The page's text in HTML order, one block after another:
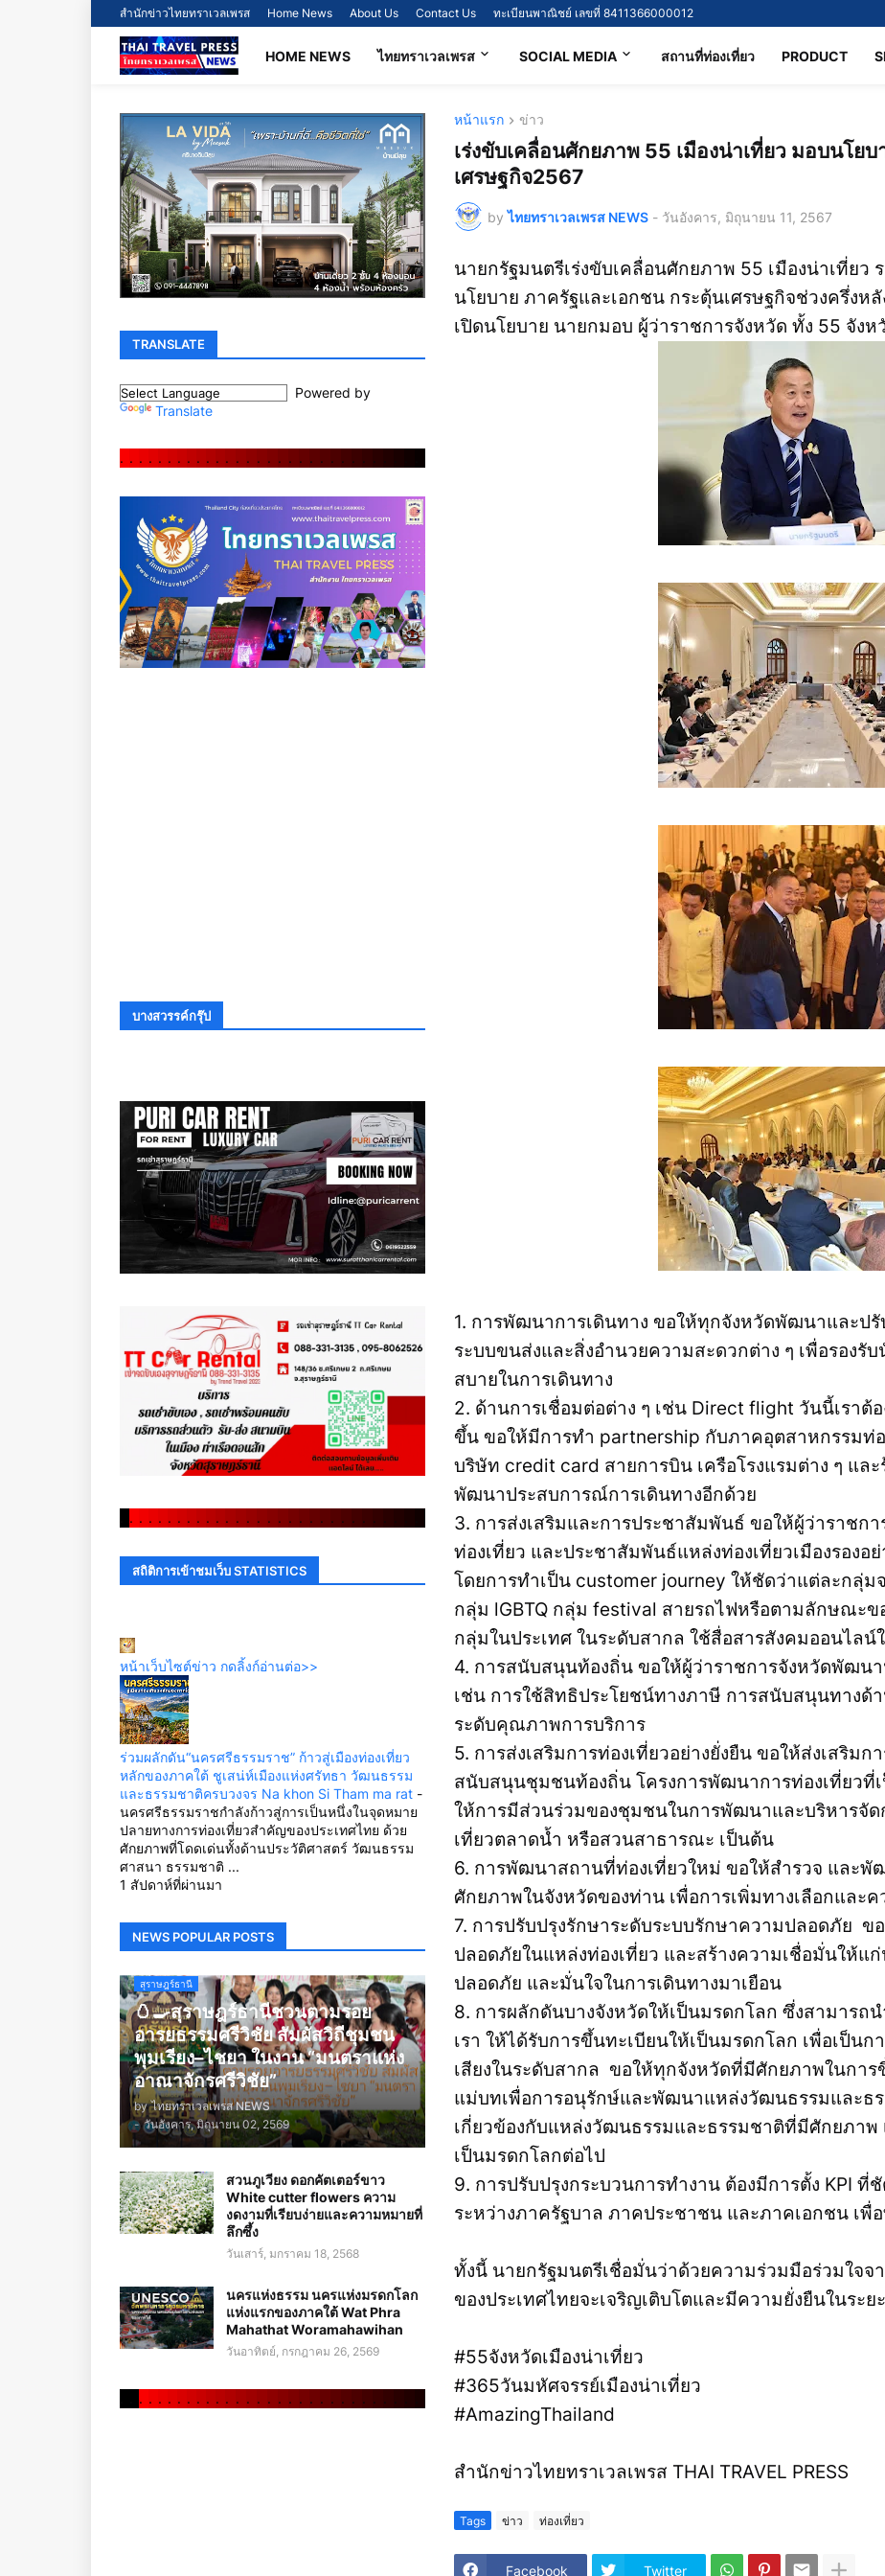
สำนักข่าวไทยทราเวลเพรส Home News About Us Contact Us ทะเบียนพาณิชย์ เลขที่ 8411366000012
HOME NEWS ไทยทราเวลเพรส SOCIAL MEDIA สถานที่ท่องเที่ยว PRODUCT
หน้าแรก ข่าว
เร่งขับเคลื่อนศักยภาพ 55 เมืองน่าเที่ยว มอบนโย
เศรษฐกิจ2567
by ไทยทราเวลเพรส NEWS - วันอังคาร, มิถุนายน 11, 2567
นายกรัฐมนตรีเร่งขับเคลื่อนศักยภาพ 55 เมืองน่าเที่ยว
นโยบาย ภาครัฐและเอกชน กระตุ้นเศรษฐกิจช่วงครึ่งห
เปิดนโยบาย นายกมอบ ผู้ว่าราชการจังหวัด ทั้ง 55 จังห
1. การพัฒนาการเดินทาง ขอให้ทุกจังหวัดพัฒนาและป
ระบบขนส่งและสิ่งอำนวยความสะดวกต่าง ๆ เพื่อรองรั
สบายในการเดินทาง
2. ด้านการเชื่อมต่อต่าง ๆ เช่น Direct flight วันนี้เราต้
ขึ้น ขอให้มีการทำ partnership กับภาคอุตสาหกรรมท่
บริษัท credit card สายการบิน เครือโรงแรมต่าง ๆ แล
พัฒนาประสบการณ์การเดินทางอีกด้วย
3. การส่งเสริมและการประชาสัมพันธ์ ขอให้ผู้ว่าราชก
ท่องเที่ยว และประชาสัมพันธ์แหล่งท่องเที่ยวเมืองรอง
โดยการทำเป็น customer journey ให้ชัดว่าแต่ละกลุ่ม
กลุ่ม lGBTQ กลุ่ม festival สายรถไฟหรือตามลักษณะข
กลุ่มในประเทศ ในระดับสากล ใช้สื่อสารสังคมออนไลน์
4. การสนับสนุนท้องถิ่น ขอให้ผู้ว่าราชการจังหวัดพัฒน
เช่น การใช้สิทธิประโยชน์ทางภาษี การสนับสนุนทางด้
ระดับคุณภาพการบริการ
5. การส่งเสริมการท่องเที่ยวอย่างยั่งยืน ขอให้ส่งเสริม
สนับสนุนชุมชนท้องถิ่น โครงการพัฒนาการท่องเที่ยวที่
ให้การมีส่วนร่วมของชุมชนในการพัฒนาและบริหารจัด
เที่ยวตลาดน้ำ หรือสวนสาธารณะ เป็นต้น
6. การพัฒนาสถานที่ท่องเที่ยวใหม่ ขอให้สำรวจ และพั
ศักยภาพในจังหวัดของท่าน เพื่อการเพิ่มทางเลือกและ
7. การปรับปรุงรักษาระดับระบบรักษาความปลอดภัย ข
ปลอดภัยในแหล่งท่องเที่ยว และสร้างความเชื่อมั่นให้แ
ปลอดภัย และมั่นใจในการเดินทางมาเยือน
8. การผลักดันบางจังหวัดให้เป็นมรดกโลก ซึ่งสามารถ
เรา ให้ได้รับการขึ้นทะเบียนให้เป็นมรดกโลก เพื่อเป็น
เสียงในระดับสากล ขอให้ทุกจังหวัดที่มีศักยภาพในกา
แม่บทเพื่อการอนุรักษ์และพัฒนาแหล่งวัฒนธรรมและธ
เกี่ยวข้องกับแหล่งวัฒนธรรมและธรรมชาติที่มีศักยภาพ
เป็นมรดกโลกต่อไป
9. การปรับปรุงกระบวนการทำงาน ต้องมีการตั้ง KPI
ระหว่างภาครัฐบาล ภาคประชาชน และภาคเอกชน เพื่
ทั้งนี้ นายกรัฐมนตรีเชื่อมั่นว่าด้วยความร่วมมือร่วมใจจ
ของประเทศไทยจะเจริญเติบโตและมีความยั่งยืนในระย
#55จังหวัดเมืองน่าเที่ยว
#365วันมหัศจรรย์เมืองน่าเที่ยว
#AmazingThailand
สำนักข่าวไทยทราเวลเพรส THAI TRAVEL PRESS
Tags ข่าว ท่องเที่ยว
Facebook Twitter
TRANSLATE
Powered by
Translate
. . . . . . . . . . . . . . . . . . . . . . . .
บางสวรรค์กรุ๊ป
. . . . . . . . . . . . . . . . . . . . . . . . . .
สถิติการเข้าชมเว็บ STATISTICS
หน้าเว็บไซต์ข่าว กดลิ้งก์อ่านต่อ>>
ร่วมผลักดัน“นครศรีธรรมราช” ก้าวสู่เมืองท่องเที่ยว
หลักของภาคใต้ ชูเสน่ห์เมืองแห่งศรัทธา วัฒนธรรม
และธรรมชาติครบวงจร Na khon Si Tham ma rat -
นครศรีธรรมราชกำลังก้าวสู่การเป็นหนึ่งในจุดหมาย
ปลายทางการท่องเที่ยวสำคัญของประเทศไทย ด้วย
ศักยภาพที่โดดเด่นทั้งด้านประวัติศาสตร์ วัฒนธรรม
ศาสนา ธรรมชาติ ...
1 สัปดาห์ที่ผ่านมา
NEWS POPULAR POSTS
สุราษฎร์ธานี
🥚🍳สุราษฎร์ธานีชวนตามรอย
อารยธรรมศรีวิชัย สัมผัสวิถีชุมชน
พุมเรียง–ไชยา ในงาน “มนตราแห่ง
อาณาจักรศรีวิชัย”
by ไทยทราเวลเพรส NEWS
- วันอังคาร, มิถุนายน 02, 2569
สวนภูเวียง ดอกคัตเตอร์ขาว
White cutter flowers ความ
งดงามที่เรียบง่ายและความหมายที่
ลึกซึ้ง
วันเสาร์, มกราคม 18, 2568
นครแห่งธรรม นครแห่งมรดกโลก
แห่งแรกของภาคใต้ Wat Phra
Mahathat Woramahawihan
วันอาทิตย์, กรกฎาคม 26, 2569
. . . . . . . . . . . . . . . . . . . . . . . . . .